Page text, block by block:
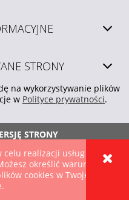
realizacji usług i
określić warunki
cookies w Twojej
STRONY
na wykorzystywanie plików
w Polityce prywatności.
STRONY
Shoper.pl